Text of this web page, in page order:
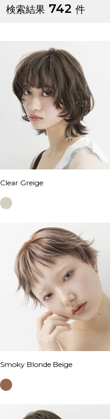
検索結果 742 件
Clear Greige
Smoky Blonde Beige